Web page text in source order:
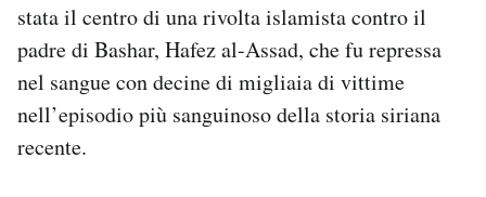
stata il centro di una rivolta islamista contro il
padre di Bashar, Hafez al-Assad, che fu repressa
nel sangue con decine di migliaia di vittime
nell’episodio più sanguinoso della storia siriana
recente.